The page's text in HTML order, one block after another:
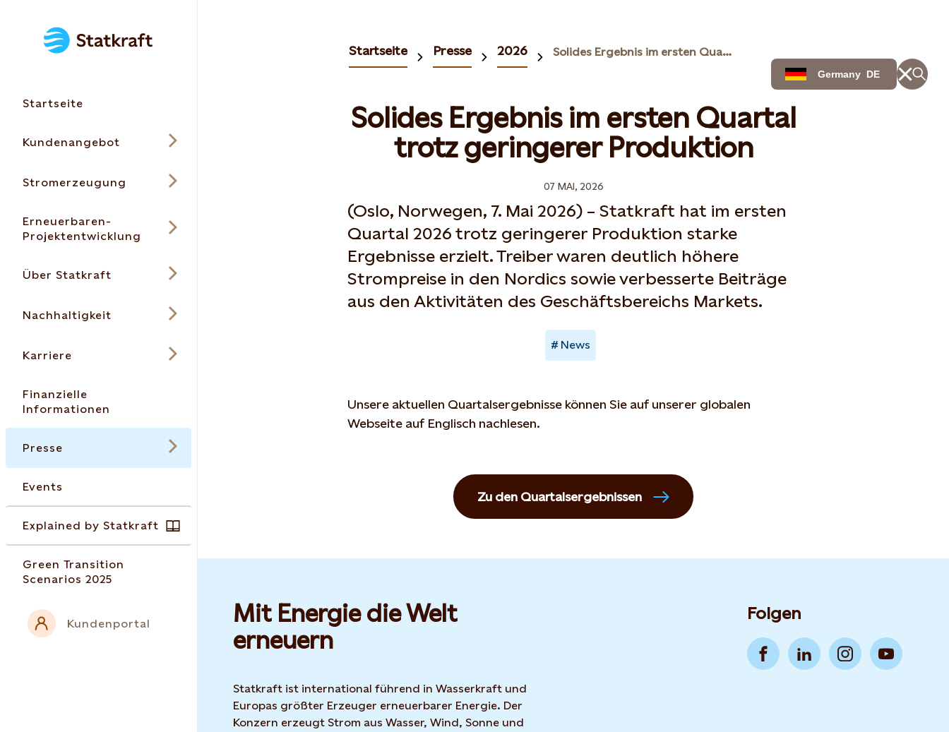
Startseite
Kundenangebot
Stromerzeugung
Erneuerbaren-
Projektentwicklung
Über Statkraft
Nachhaltigkeit
Karriere
Finanzielle
Informationen
Presse
Events
Explained by Statkraft
Green Transition
Scenarios 2025
Kundenportal
Germany DE
Startseite Presse 2026 Solides Ergebnis im ersten Quartal trotz geringerer Produktion
Solides Ergebnis im ersten Quartal
trotz geringerer Produktion
07 MAI, 2026
(Oslo, Norwegen, 7. Mai 2026) – Statkraft hat im ersten
Quartal 2026 trotz geringerer Produktion starke
Ergebnisse erzielt. Treiber waren deutlich höhere
Strompreise in den Nordics sowie verbesserte Beiträge
aus den Aktivitäten des Geschäftsbereichs Markets.
News
Unsere aktuellen Quartalsergebnisse können Sie auf unserer globalen
Webseite auf Englisch nachlesen.
Zu den Quartalsergebnissen
Mit Energie die Welt
erneuern
Statkraft ist international führend in Wasserkraft und
Europas größter Erzeuger erneuerbarer Energie. Der
Konzern erzeugt Strom aus Wasser, Wind, Sonne und
Folgen